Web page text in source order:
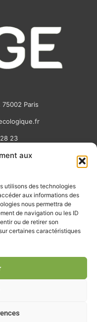
aux
utilisons des technologies
aux informations des
nous permettra de
de navigation ou les ID
ou de retirer son
certaines caractéristiques
75002 Paris
23
o
u
t
u
e
LA FILIÈRE
de nos adhérents, les
nos offres de stages et
d'info